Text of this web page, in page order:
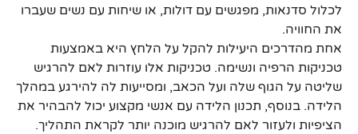
לכלול סדנאות, מפגשים עם דולות, או שיחות עם נשים שעברו
את החוויה.
אחת מהדרכים היעילות להקל על הלחץ היא באמצעות
טכניקות הרפיה ונשימה. טכניקות אלו עוזרות לאם להרגיש
שליטה על הגוף שלה ועל הכאב, ומסייעות לה להירגע במהלך
הלידה. בנוסף, תכנון הלידה עם אנשי מקצוע יכול להבהיר את
הציפיות ולעזור לאם להרגיש מוכנה יותר לקראת התהליך.